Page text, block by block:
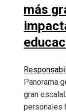
más
Panorama
gran
personales